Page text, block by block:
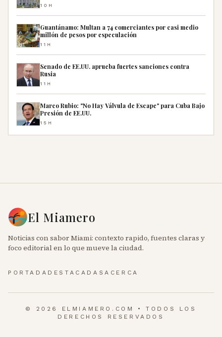
10H
Guantánamo: Multan a 74 comerciantes por casi medio
millón de pesos por especulación
11H
Senado de EE.UU. aprueba fuertes sanciones contra
Rusia
11H
Marco Rubio: "No Hay Válvula de Escape" para Cuba Bajo
Presión de EE.UU.
15H
El Miamero
Noticias con sabor Miami: contexto rapido, fuentes claras y
foco editorial en lo que mueve la ciudad.
PORTADA DESTACADASACERCA
© 2026 ELMIAMERO.COM • TODOS LOS
DERECHOS RESERVADOS